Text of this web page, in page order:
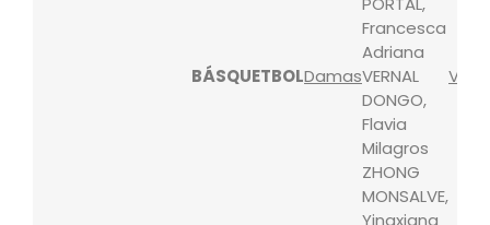
BÁSQUETBOLDamas
Francesca
Adriana
VERNAL
DONGO,
Flavia
Milagros
ZHONG
MONSALVE,
Yingxiang